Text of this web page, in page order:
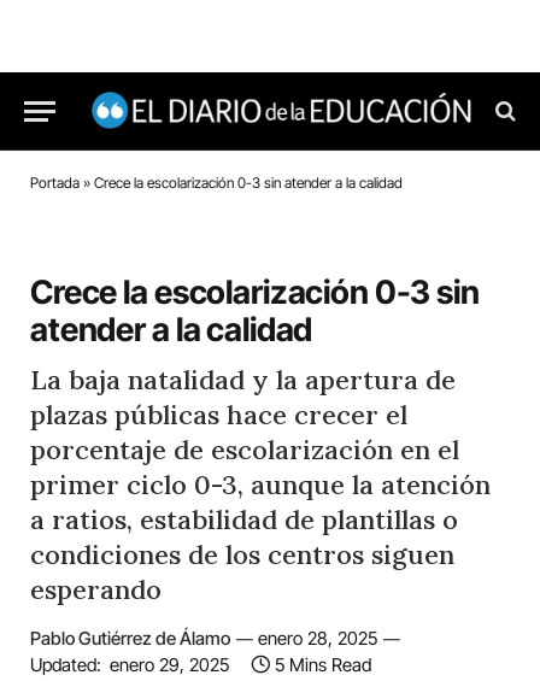
Portada » Crece la escolarización 0-3 sin atender a la calidad
Crece la escolarización 0-3 sin
atender a la calidad
La baja natalidad y la apertura de
plazas públicas hace crecer el
porcentaje de escolarización en el
primer ciclo 0-3, aunque la atención
a ratios, estabilidad de plantillas o
condiciones de los centros siguen
esperando
Pablo Gutiérrez de Álamo
enero 28, 2025
Updated: enero 29, 2025 5 Mins Read